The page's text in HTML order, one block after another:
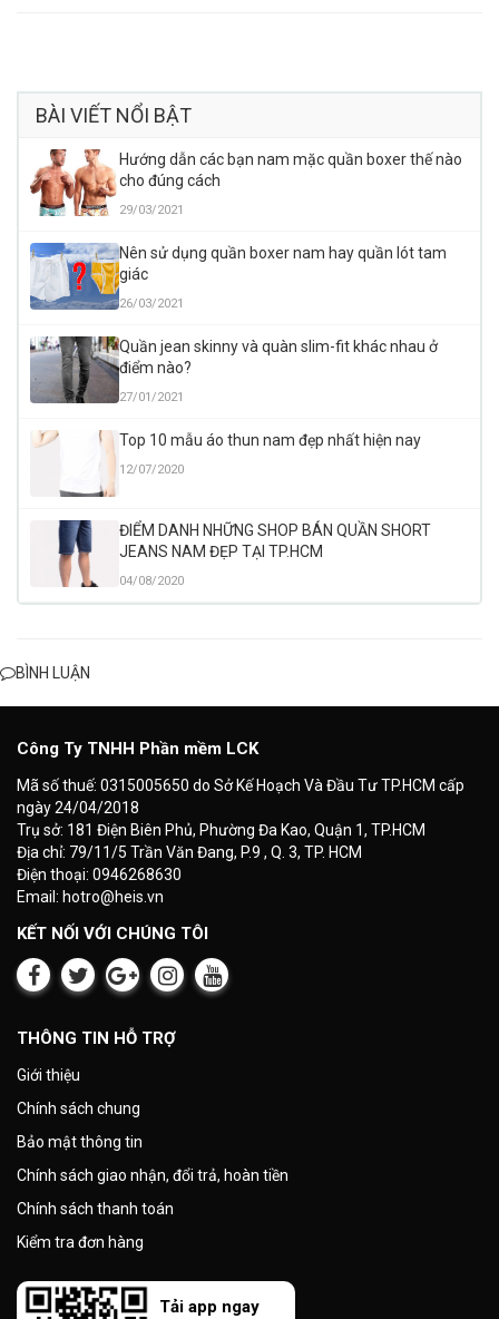
BÀI VIẾT NỔI BẬT
Hướng dẫn các bạn nam mặc quần boxer thế nào
cho đúng cách
29/03/2021
Nên sử dụng quần boxer nam hay quần lót tam
giác
26/03/2021
Quần jean skinny và quàn slim-fit khác nhau ở
điểm nào?
27/01/2021
Top 10 mẫu áo thun nam đẹp nhất hiện nay
12/07/2020
ĐIỂM DANH NHỮNG SHOP BÁN QUẦN SHORT
JEANS NAM ĐẸP TẠI TP.HCM
04/08/2020
BÌNH LUẬN
Công Ty TNHH Phần mềm LCK
Mã số thuế: 0315005650 do Sở Kế Hoạch Và Đầu Tư TP.HCM cấp
ngày 24/04/2018
Trụ sở: 181 Điện Biên Phủ, Phường Đa Kao, Quận 1, TP.HCM
Địa chỉ: 79/11/5 Trần Văn Đang, P.9 , Q. 3, TP. HCM
Điện thoại: 0946268630
Email: hotro@heis.vn
KẾT NỐI VỚI CHÚNG TÔI
THÔNG TIN HỖ TRỢ
Giới thiệu
Chính sách chung
Bảo mật thông tin
Chính sách giao nhận, đổi trả, hoàn tiền
Chính sách thanh toán
Kiểm tra đơn hàng
Tải app ngay